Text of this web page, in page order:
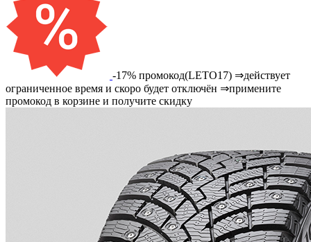
-17% промокод(LETO17) ⇒действует
ограниченное время и скоро будет отключён ⇒примените
промокод в корзине и получите скидку